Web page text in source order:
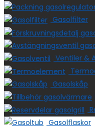
Gasolfilter
Ventiler &
Gasolskåp
Gasolflaskor